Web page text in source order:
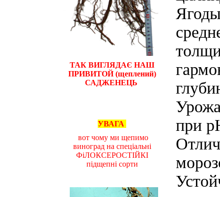
ТАК ВИГЛЯДАЄ НАШ
ПРИВИТОЙ (щеплений)
САДЖЕНЕЦЬ
УВАГА
вот чому ми щепимо
виноград на спеціальні
ФіЛОКСЕРОСТІЙКІ
підщепні сорти
при